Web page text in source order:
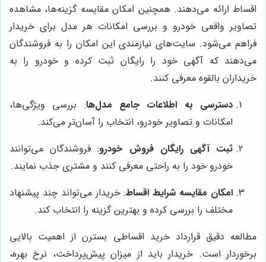
اقساط ارائه می‌دهند. همچنین امکان مقایسه گزینه‌ها، مشاهده
تصاویر واقعی خودرو و بررسی امکانات هر مدل برای خریدار
فراهم می‌شود. سایت‌های نیازمندی این امکان را به فروشندگان
می‌دهند که آگهی خود را رایگان ثبت کرده و خودرو را به
خریداران بالقوه معرفی کنند.
دسترسی به اطلاعات جامع مدل‌ها: بررسی ویژگی‌ها،
امکانات و تصاویر خودرو، انتخاب را آسان‌تر می‌کند.
ثبت آگهی رایگان فروش خودرو: فروشندگان می‌توانند
خودرو خود را به راحتی معرفی کنند و مشتری جذب نمایند.
امکان مقایسه شرایط اقساط: خریدار می‌تواند چند پیشنهاد
مختلف را بررسی کرده و بهترین گزینه را انتخاب کند.
مطالعه دقیق قرارداد خرید اقساطی بسترن از اهمیت بالایی
برخوردار است. خریدار باید از میزان پیش‌پرداخت، نرخ بهره،